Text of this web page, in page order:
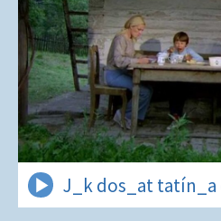
J_k dos_at